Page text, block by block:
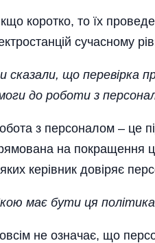
коротко, то їх
сучасному
сказали, що перевірка
до роботи з
з персоналом – це
на покращення
керівник довіряє
має бути ця
не означає, що